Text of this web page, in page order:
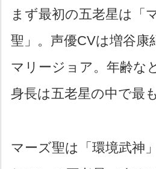
まず最初の五老星は「
聖」。声優CVは増谷康
マリージョア。年齢な
身長は五老星の中で最
マーズ聖は「環境武神